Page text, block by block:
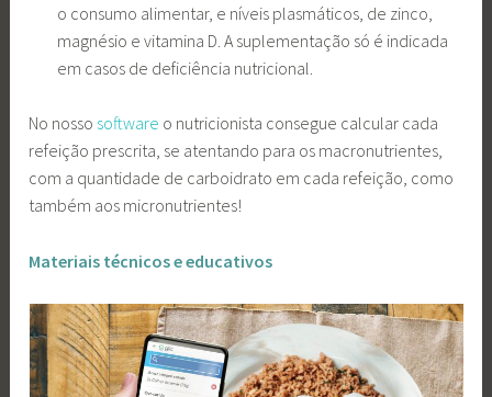
o consumo alimentar, e níveis plasmáticos, de zinco,
magnésio e vitamina D. A suplementação só é indicada
em casos de deficiência nutricional.
No nosso software o nutricionista consegue calcular cada
refeição prescrita, se atentando para os macronutrientes,
com a quantidade de carboidrato em cada refeição, como
também aos micronutrientes!
Materiais técnicos e educativos